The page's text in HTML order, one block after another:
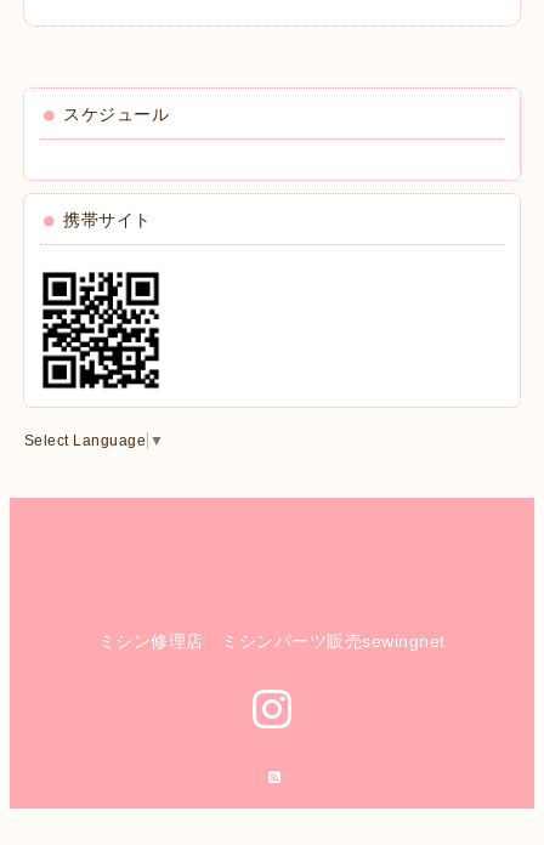
スケジュール
携帯サイト
Select Language ▼
ミシン修理店 ミシンパーツ販売sewingnet